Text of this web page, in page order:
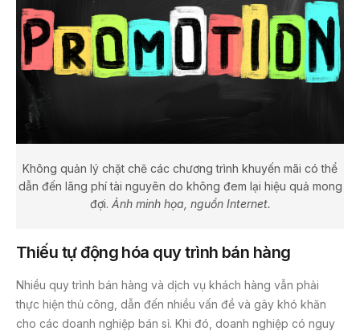
Không quản lý chặt chẽ các chương trình khuyến mãi có thể
dẫn đến lãng phí tài nguyên do không đem lại hiệu quả mong
đợi. Ảnh minh họa, nguồn Internet.
Thiếu tự động hóa quy trình bán hàng
Nhiều quy trình bán hàng và dịch vụ khách hàng vẫn phải
thực hiện thủ công, dẫn đến nhiều vấn đề và gây khó khăn
cho các doanh nghiệp bán sỉ. Khi đó, doanh nghiệp có nguy